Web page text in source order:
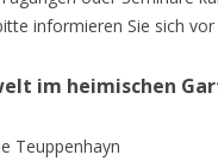
informieren Sie sich
im heimischen
Teuppenhayn